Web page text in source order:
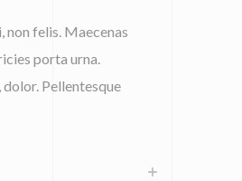
non felis. Maecenas
porta urna.
Pellentesque